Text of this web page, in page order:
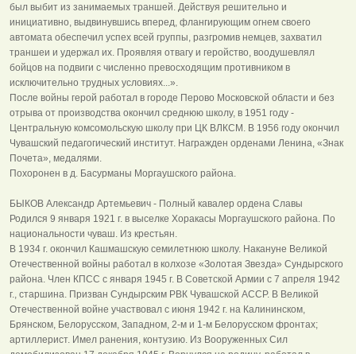
был выбит из занимаемых траншей. Действуя решительно и
инициативно, выдвинувшись вперед, флангирующим огнем своего
автомата обеспечил успех всей группы, разгромив немцев, захватил
траншеи и удержал их. Проявляя отвагу и геройство, воодушевлял
бойцов на подвиги с численно превосходящим противником в
исключительно трудных условиях...».
После войны герой работал в городе Перово Московской области и без
отрыва от производства окончил среднюю школу, в 1951 году -
Центральную комсомольскую школу при ЦК ВЛКСМ. В 1956 году окончил
Чувашский педагогический институт. Награжден орденами Ленина, «Знак
Почета», медалями.
Похоронен в д. Басурманы Моргаушского района.
БЫКОВ Александр Артемьевич - Полный кавалер ордена Славы
Родился 9 января 1921 г. в выселке Хоракасы Моргаушского района. По
национальности чуваш. Из крестьян.
В 1934 г. окончил Кашмашскую семилетнюю школу. Накануне Великой
Отечественной войны работал в колхозе «Золотая Звезда» Сундырского
района. Член КПСС с января 1945 г. В Советской Армии с 7 апреля 1942
г., старшина. Призван Сундырским РВК Чувашской АССР. В Великой
Отечественной войне участвовал с июня 1942 г. на Калининском,
Брянском, Белорусском, Западном, 2-м и 1-м Белорусском фронтах;
артиллерист. Имел ранения, контузию. Из Вооруженных Сил